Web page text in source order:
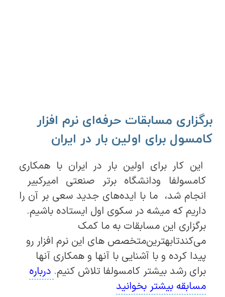
برگزاری مسابقات حرفه‌ای نرم افزار
کامسول برای اولین بار در ایران
این کار برای اولین بار در ایران با همکاری
کامسولفا ودانشگاه برتر صنعتی امیرکبیر
انجام شد، ما با ایده‌های جدید سعی بر آن را
داریم که میشه در سکوی اول ایستاده باشیم.
برگزاری این مسابقات به ما کمک
می‌کندتابهترین‌متخصص های این نرم افزار رو
پیدا کرده و با آشنایی با آنها و همکاری آنها
برای رشد بیشتر کامسولفا تلاش کنیم. درباره
مسابقه بیشتر بخوانید